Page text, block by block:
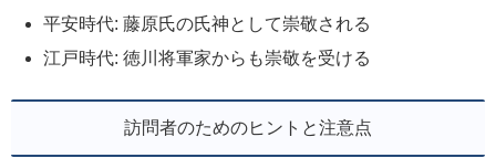
平安時代: 藤原氏の氏神として崇敬される
江戸時代: 徳川将軍家からも崇敬を受ける
訪問者のためのヒントと注意点